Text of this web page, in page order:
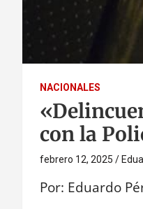
NACIONALES
con la
febrero 12, 2025
Por: Eduardo